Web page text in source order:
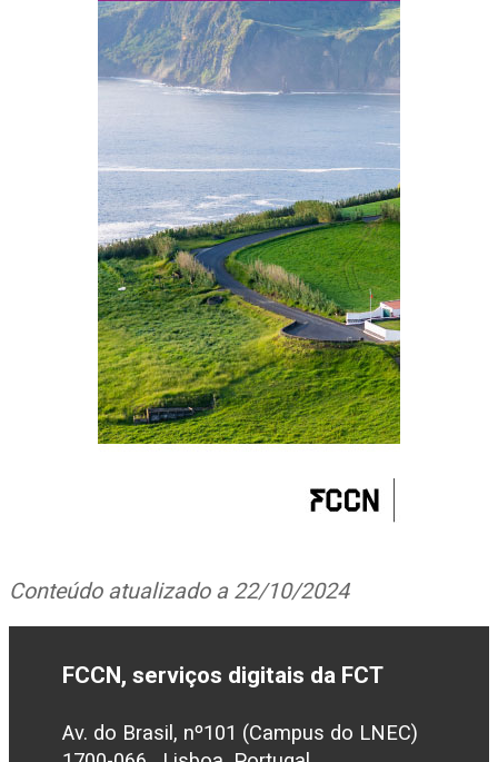
Conteúdo atualizado a 22/10/2024
FCCN, serviços digitais da FCT
Av. do Brasil, nº101 (Campus do LNEC)